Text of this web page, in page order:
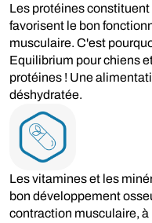
Les protéines
favorisent le bon
musculaire. C'est
Equilibrium pour chiens
protéines ! Une
déshydratée.
Les vitamines et les
bon développement
contraction musculaire,